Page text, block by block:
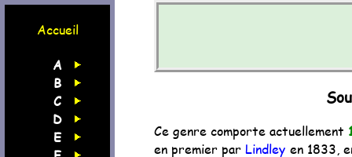
Accueil
A
B
C
D
E
Ce genre comporte actuellement
en premier parLindley en 1833,